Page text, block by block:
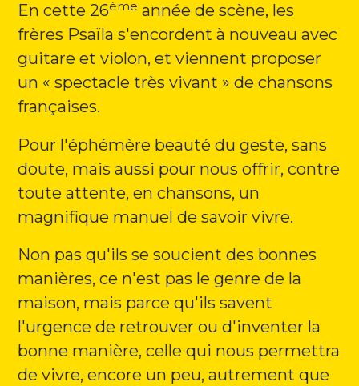
En cette 26ème année de scène, les
frères Psaïla s'encordent à nouveau avec
guitare et violon, et viennent proposer
un « spectacle très vivant » de chansons
françaises.
Pour l'éphémère beauté du geste, sans
doute, mais aussi pour nous offrir, contre
toute attente, en chansons, un
magnifique manuel de savoir vivre.
Non pas qu'ils se soucient des bonnes
manières, ce n'est pas le genre de la
maison, mais parce qu'ils savent
l'urgence de retrouver ou d'inventer la
bonne manière, celle qui nous permettra
de vivre, encore un peu, autrement que